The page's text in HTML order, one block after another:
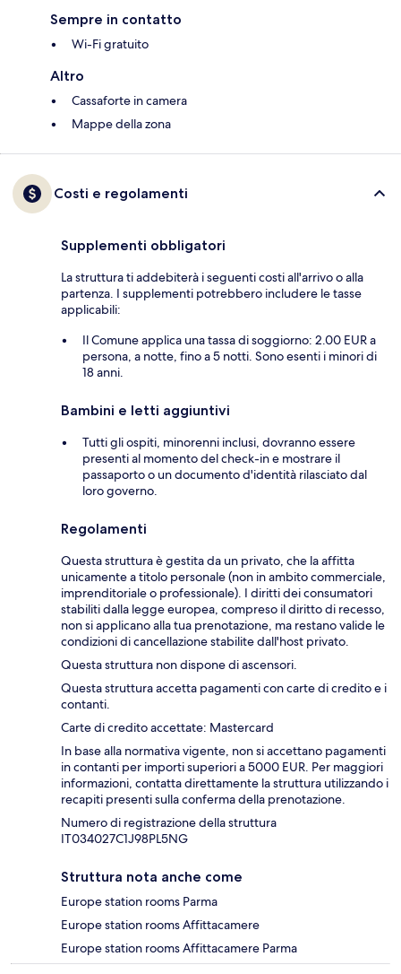
Sempre in contatto
Wi-Fi gratuito
Altro
Cassaforte in camera
Mappe della zona
Costi e regolamenti
Supplementi obbligatori
La struttura ti addebiterà i seguenti costi all'arrivo o alla
partenza. I supplementi potrebbero includere le tasse
applicabili:
Il Comune applica una tassa di soggiorno: 2.00 EUR a
persona, a notte, fino a 5 notti. Sono esenti i minori di
18 anni.
Bambini e letti aggiuntivi
Tutti gli ospiti, minorenni inclusi, dovranno essere
presenti al momento del check-in e mostrare il
passaporto o un documento d'identità rilasciato dal
loro governo.
Regolamenti
Questa struttura è gestita da un privato, che la affitta
unicamente a titolo personale (non in ambito commerciale,
imprenditoriale o professionale). I diritti dei consumatori
stabiliti dalla legge europea, compreso il diritto di recesso,
non si applicano alla tua prenotazione, ma restano valide le
condizioni di cancellazione stabilite dall'host privato.
Questa struttura non dispone di ascensori.
Questa struttura accetta pagamenti con carte di credito e i
contanti.
Carte di credito accettate: Mastercard
In base alla normativa vigente, non si accettano pagamenti
in contanti per importi superiori a 5000 EUR. Per maggiori
informazioni, contatta direttamente la struttura utilizzando i
recapiti presenti sulla conferma della prenotazione.
Numero di registrazione della struttura
IT034027C1J98PL5NG
Struttura nota anche come
Europe station rooms Parma
Europe station rooms Affittacamere
Europe station rooms Affittacamere Parma